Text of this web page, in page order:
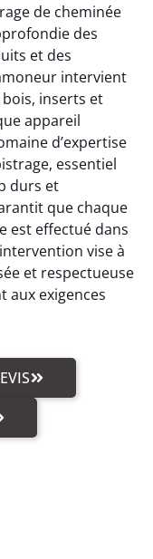
de cheminée
des
et des
intervient
inserts et
appareil
d’expertise
essentiel
durs et
que chaque
est effectué dans
vise à
et respectueuse
aux exigences